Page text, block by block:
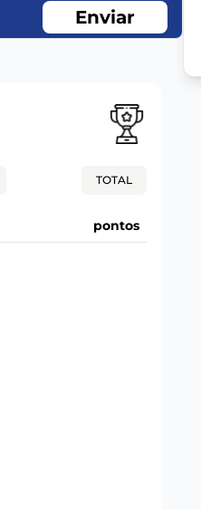
Enviar
TOTAL
pontos